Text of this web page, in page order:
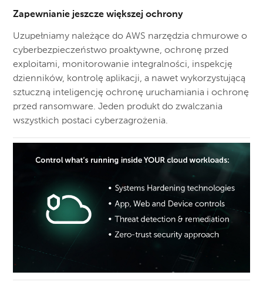
Zapewnianie jeszcze większej ochrony
Uzupełniamy należące do AWS narzędzia chmurowe o
cyberbezpieczeństwo proaktywne, ochronę przed
exploitami, monitorowanie integralności, inspekcję
dzienników, kontrolę aplikacji, a nawet wykorzystującą
sztuczną inteligencję ochronę uruchamiania i ochronę
przed ransomware. Jeden produkt do zwalczania
wszystkich postaci cyberzagrożenia.